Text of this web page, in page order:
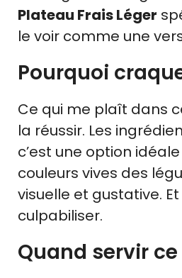
Plateau Frais Léger
le voir comme une
Pourquoi
Ce qui me plaît dans
la réussir. Les
c’est une option
couleurs vives des
visuelle et gustative.
culpabiliser.
Quand servir